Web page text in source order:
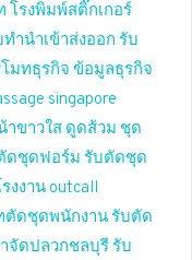
โรงพิมพ์สติ๊กเกอร์
ทำนำเข้าส่งออก รับ
โมทธุรกิจ ข้อมูลธุรกิจ
singapore
าขาวใส ดูดส้วม ชุด
ดชุดฟอร์ม รับตัดชุด
งงาน outcall
ตัดชุดพนักงาน รับตัด
จัดปลวกชลบุรี รับ